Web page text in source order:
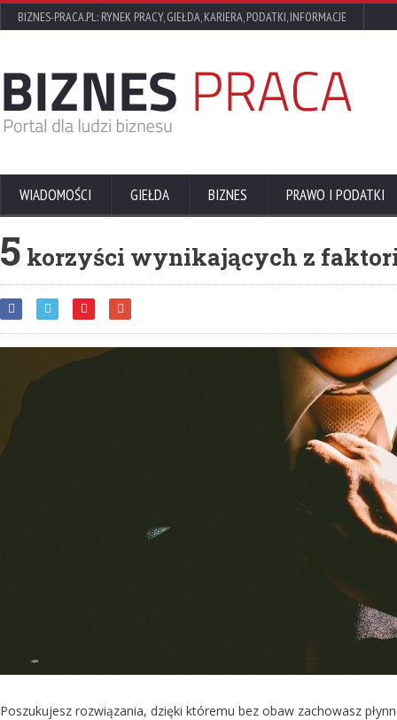
BIZNES-PRACA.PL: RYNEK PRACY, GIEŁDA, KARIERA, PODATKI, INFORMACJE
WIADOMOŚCI GIEŁDA BIZNES PRAWO I PODATKI
5 korzyści wynikających z
Poszukujesz rozwiązania, dzięki któremu bez obaw zachowasz